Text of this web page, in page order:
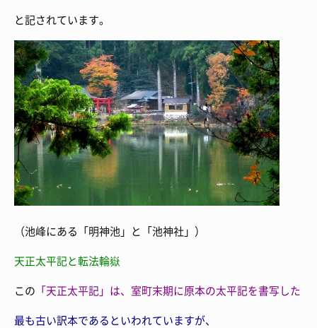
と記されています。
（池峰にある「明神池」と「池神社」）
天正太平記と転法輪嶽
この 「天正太平記」は、室町末期に原本の太平記を書写した
最も古い訳本であるといわれていますが、